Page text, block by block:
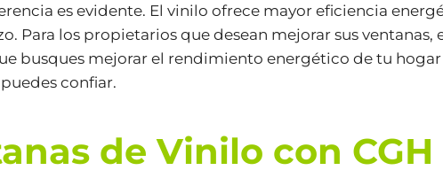
es evidente. El vinilo ofrece mayor eficiencia
Para los propietarios que desean mejorar sus ventanas,
busques mejorar el rendimiento energético de tu
confiar.
de Vinilo con